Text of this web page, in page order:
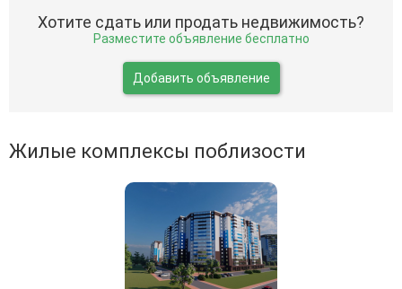
Хотите сдать или продать недвижимость?
Разместите объявление бесплатно
Добавить объявление
Жилые комплексы поблизости